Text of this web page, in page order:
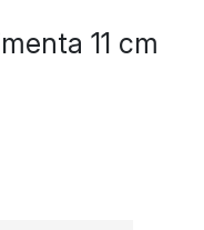
11 cm